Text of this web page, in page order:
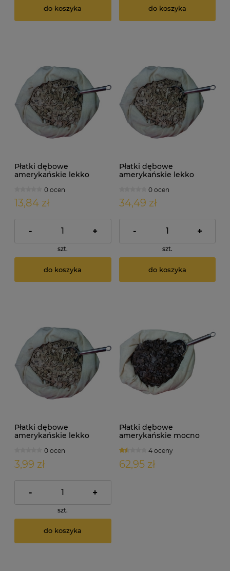
do koszyka do koszyka
Płatki dębowe
amerykańskie lekko
0 ocen
13,84 zł
- +
szt.
do koszyka
Płatki dębowe
amerykańskie lekko
0 ocen
34,49 zł
- +
szt.
do koszyka
Płatki dębowe
amerykańskie lekko
0 ocen
3,99 zł
- +
szt.
do koszyka
Płatki dębowe
amerykańskie mocno
4 oceny
62,95 zł